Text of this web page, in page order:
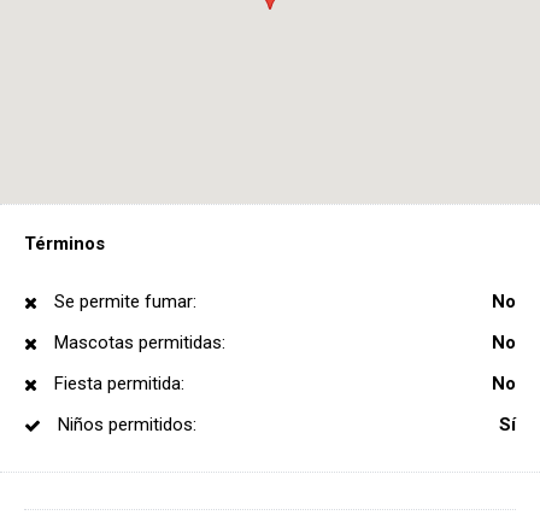
Términos
Se permite fumar:
No
Mascotas permitidas:
No
Fiesta permitida:
No
Niños permitidos:
Sí